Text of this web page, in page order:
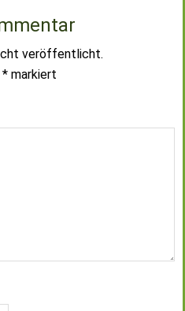
veröffentlicht.
* markiert